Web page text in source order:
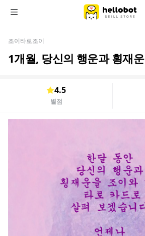
조이타로조이
1개월, 당신의 행운과 횡재운
4.5
별점